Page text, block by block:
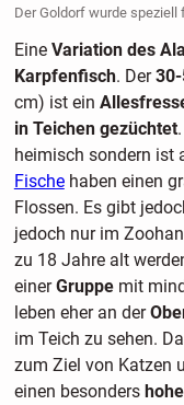
Der Goldorf wurde speziell
Eine Variation des
Karpfenfisch. Der
cm) ist ein
in Teichen gezüchtet
heimisch sondern ist
Fischehaben einen
Flossen. Es gibt
jedoch nur im
zu 18 Jahre alt
einerGruppemit
leben eher an der
im Teich zu sehen.
zum Ziel von Katzen
einen besonders